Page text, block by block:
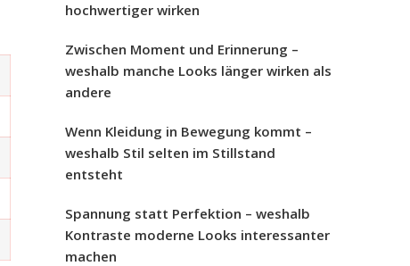
hochwertiger wirken
Zwischen Moment und Erinnerung –
weshalb manche Looks länger wirken als
andere
Wenn Kleidung in Bewegung kommt –
weshalb Stil selten im Stillstand
entsteht
Spannung statt Perfektion – weshalb
Kontraste moderne Looks interessanter
machen